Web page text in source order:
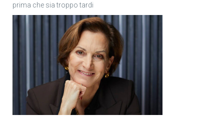
prima che sia troppo tardi